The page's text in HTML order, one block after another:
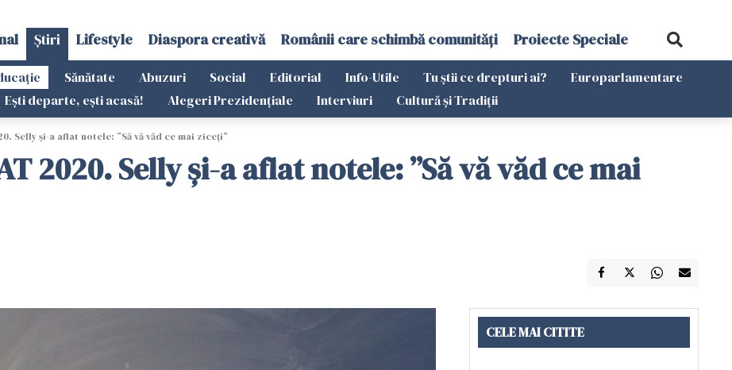
Știri Lifestyle Diaspora creativă Românii care schimbă comunități Proiecte Speciale
Sănătate Abuzuri Social Editorial Info-Utile Tu știi ce drepturi ai?
Europarlamentare
Ești departe, ești acasă! Alegeri Prezidențiale Interviuri Cultură și Tradiții
Selly și-a aflat notele: ”Să vă văd ce mai ziceți”
2020. Selly și-a aflat notele: ”Să vă văd ce mai
CELE MAI CITITE